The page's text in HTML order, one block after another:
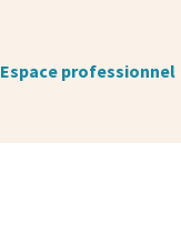
Espace professionnel